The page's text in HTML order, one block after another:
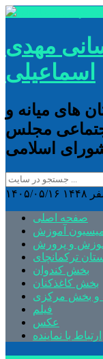
مهدی
اسماعیلی
های میانه و
مجلس
اسلامی
۱۴۰۵/۰۵/۱۶
صفحه اصلی
آموزش
و پرورش
ترکمانچای
بخش کندوان
بخش کاغذکنان
و بخش مرکزی
فیلم
عکس
ارتباط با نماینده